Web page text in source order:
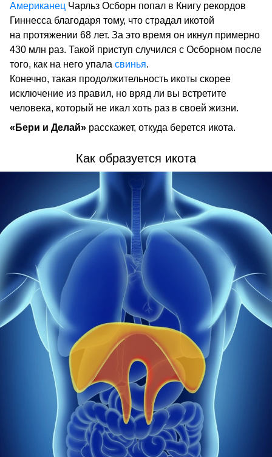
Американец Чарльз Осборн попал в Книгу рекордов
Гиннесса благодаря тому, что страдал икотой
на протяжении 68 лет. За это время он икнул примерно
430 млн раз. Такой приступ случился с Осборном после
того, как на него упала свинья.
Конечно, такая продолжительность икоты скорее
исключение из правил, но вряд ли вы встретите
человека, который не икал хоть раз в своей жизни.
«Бери и Делай» расскажет, откуда берется икота.
Как образуется икота